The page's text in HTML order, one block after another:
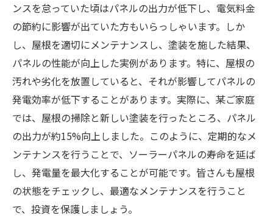
ンスを怠っていた頃はパネルの出力が低下し、電気料金
の節約に影響が出ていた方もいらっしゃいます。しか
し、屋根を適切にメンテナンスし、塗装を施した結果、
パネルの性能が向上した実例があります。特に、屋根の
汚れや劣化を放置していると、それが影響してパネルの
発電効率が低下することがあります。実際に、某ご家庭
では、屋根の掃除と新しい塗装を行ったところ、パネル
の出力が約15%向上しました。このように、定期的なメ
ンテナンスを行うことで、ソーラーパネルの寿命を延ば
し、発電量を最大化することが可能です。皆さんも屋根
の状態をチェックし、最適なメンテナンスを行うこと
で、投資を保護しましょう。